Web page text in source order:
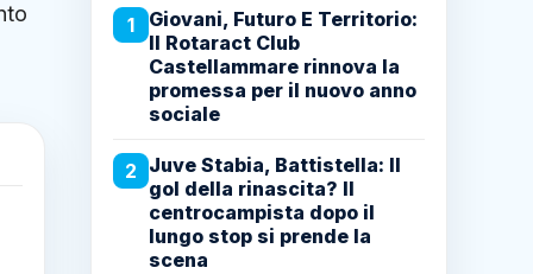
1
Giovani, Futuro E Territorio:
Il Rotaract Club
Castellammare rinnova la
promessa per il nuovo anno
sociale
2 Juve Stabia, Battistella: Il
gol della rinascita? Il
centrocampista dopo il
lungo stop si prende la
scena